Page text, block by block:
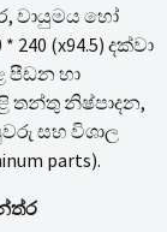
වායුමය හෝ
(x94.5) දක්වා
පීඩන හා
තන්තු නිෂ්පාදන,
සහ විශාල
parts).